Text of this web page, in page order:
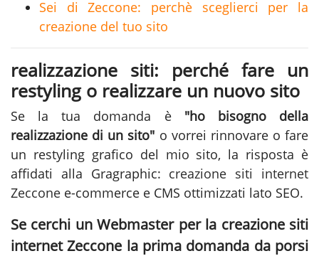
Sei di Zeccone: perchè sceglierci per la
creazione del tuo sito
realizzazione siti: perché fare un
restyling o realizzare un nuovo sito
Se la tua domanda è "ho bisogno della
realizzazione di un sito" o vorrei rinnovare o fare
un restyling grafico del mio sito, la risposta è
affidati alla Gragraphic: creazione siti internet
Zeccone e-commerce e CMS ottimizzati lato SEO.
Se cerchi un Webmaster per la creazione siti
internet Zeccone la prima domanda da porsi